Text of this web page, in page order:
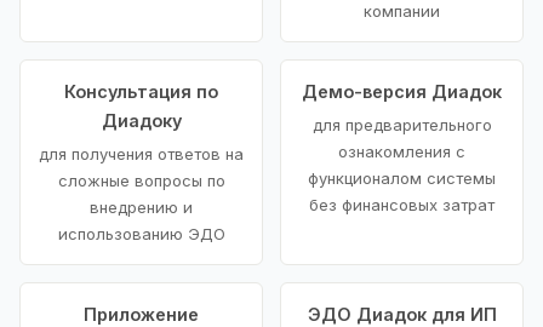
компании
Консультация по
Диадоку
для получения ответов на
сложные вопросы по
внедрению и
использованию ЭДО
Демо-версия Диадок
для предварительного
ознакомления с
функционалом системы
без финансовых затрат
Приложение
ЭДО Диадок для ИП